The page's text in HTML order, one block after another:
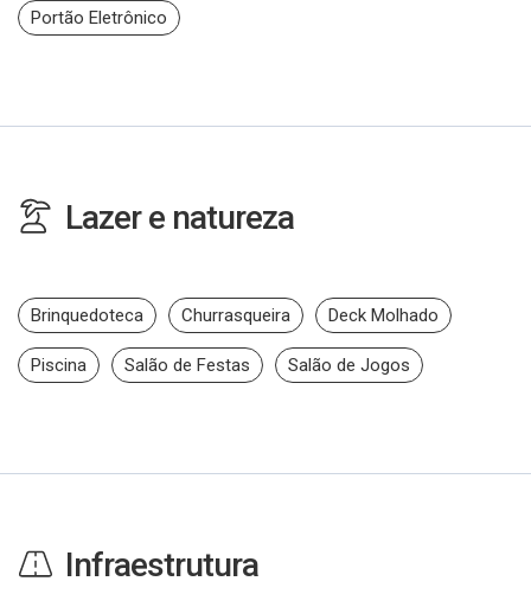
Portão Eletrônico
Lazer e natureza
Brinquedoteca Churrasqueira Deck Molhado
Piscina Salão de Festas Salão de Jogos
Infraestrutura